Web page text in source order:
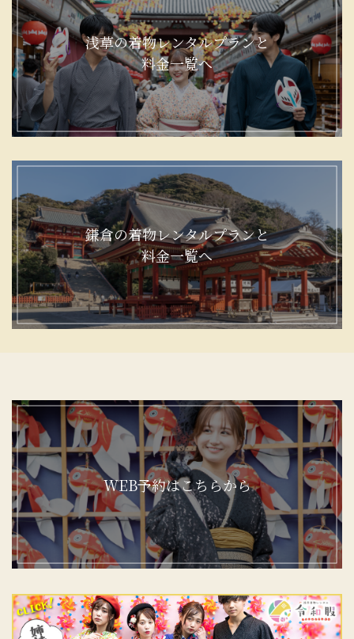
浅草の着物レンタルプランと
料金一覧へ
鎌倉の着物レンタルプランと
料金一覧へ
WEB予約はこちらから